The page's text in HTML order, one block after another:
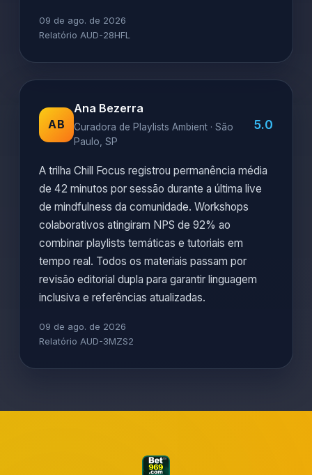
09 de ago. de 2026
Relatório AUD-28HFL
AB
Ana Bezerra
Curadora de Playlists Ambient · São
Paulo, SP
5.0
A trilha Chill Focus registrou permanência média
de 42 minutos por sessão durante a última live
de mindfulness da comunidade. Workshops
colaborativos atingiram NPS de 92% ao
combinar playlists temáticas e tutoriais em
tempo real. Todos os materiais passam por
revisão editorial dupla para garantir linguagem
inclusiva e referências atualizadas.
09 de ago. de 2026
Relatório AUD-3MZS2